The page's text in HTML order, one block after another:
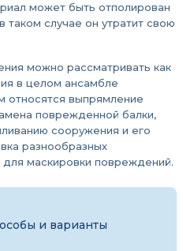
может быть отполирован
таком случае он утратит свою
можно рассматривать как
в целом ансамбле
относятся выпрямление
поврежденной балки,
сооружения и его
разнообразных
для маскировки повреждений.
и варианты